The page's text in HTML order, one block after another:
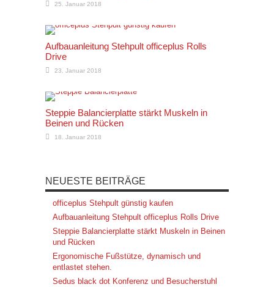
25. Januar 2018
Aufbauanleitung Stehpult officeplus Rolls
Drive
23. Januar 2018
Steppie Balancierplatte stärkt Muskeln in
Beinen und Rücken
18. Januar 2018
NEUESTE BEITRÄGE
officeplus Stehpult günstig kaufen
Aufbauanleitung Stehpult officeplus Rolls Drive
Steppie Balancierplatte stärkt Muskeln in Beinen
und Rücken
Ergonomische Fußstütze, dynamisch und
entlastet stehen.
Sedus black dot Konferenz und Besucherstuhl